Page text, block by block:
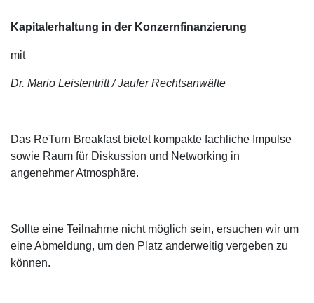
Kapitalerhaltung in der Konzernfinanzierung
mit
Dr. Mario Leistentritt / Jaufer Rechtsanwälte
Das ReTurn Breakfast bietet kompakte fachliche Impulse
sowie Raum für Diskussion und Networking in
angenehmer Atmosphäre.
Sollte eine Teilnahme nicht möglich sein, ersuchen wir um
eine Abmeldung, um den Platz anderweitig vergeben zu
können.